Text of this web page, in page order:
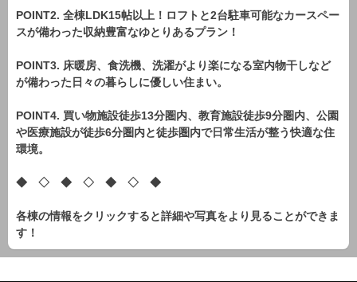
POINT2. 全棟LDK15帖以上！ロフトと2台駐車可能なカースペー
スが備わった収納豊富なゆとりあるプラン！
POINT3. 床暖房、食洗機、洗濯がより楽になる室内物干しなど
が備わった日々の暮らしに優しい住まい。
POINT4. 買い物施設徒歩13分圏内、教育施設徒歩9分圏内、公園
や医療施設が徒歩6分圏内と徒歩圏内で日常生活が整う快適な住
環境。
◆ ◇ ◆ ◇ ◆ ◇ ◆
各棟の情報をクリックすると詳細や写真をより見ることができま
す！